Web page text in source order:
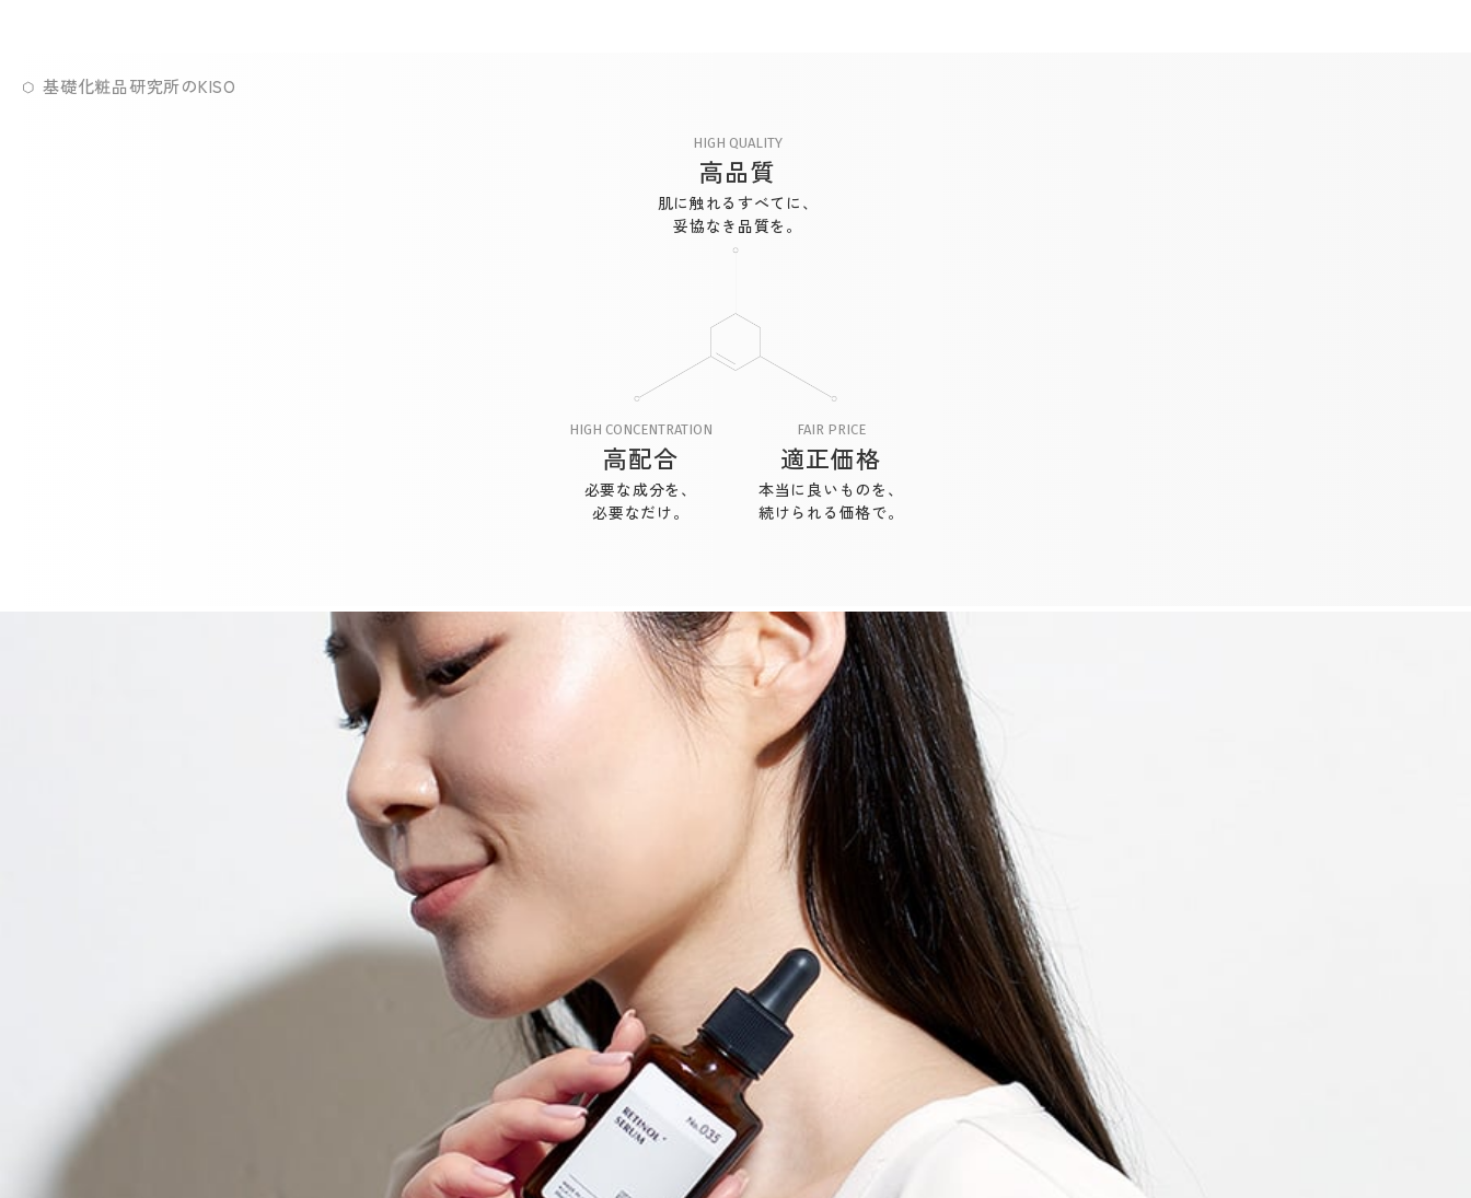
基礎化粧品研究所のKISO
HIGH QUALITY
高品質
肌に触れるすべてに、
妥協なき品質を。
HIGH CONCENTRATION
高配合
必要な成分を、
必要なだけ。
FAIR PRICE
適正価格
本当に良いものを、
続けられる価格で。